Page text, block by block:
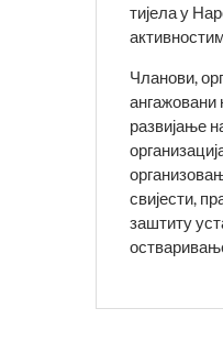
тијела у
Чланови,
ангажовани
развијање
свијести,
заштиту